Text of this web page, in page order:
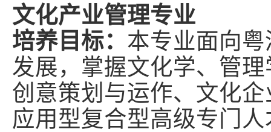
文化产业管理专业
培养目标： 本专业面向
发展，掌握文化学、管
创意策划与运作、文化
应用型复合型高级专门